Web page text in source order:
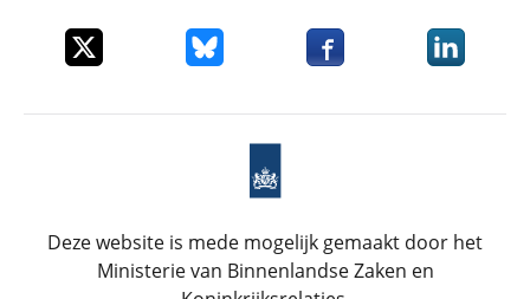
Deel dit item op XDeel dit item op Bluesky
Deel dit item opDeel dit
Deze website is mede mogelijk gemaakt door het
Ministerie van Binnenlandse Zaken en